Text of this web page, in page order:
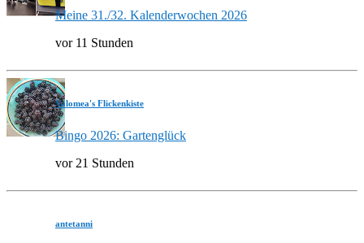
Meine 31./32. Kalenderwochen 2026
vor 11 Stunden
Valomea's Flickenkiste
Bingo 2026: Gartenglück
vor 21 Stunden
antetanni